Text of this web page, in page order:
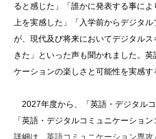
ると感じた」「誰かに発表する事に
上を実感した」「入学前からデジタ
が、現代及び将来においてデジタル
きた」といった声も聞かれました。
ケーションの楽しさと可能性を実感す
2027年度から、「英語・デジタルコ
「英語・デジタルコミュニケーショ
詳細は、 英語コミュニケーション専攻